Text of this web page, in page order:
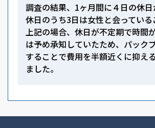
調査の結果、1ヶ月間に４日の休
休日のうち3日は女性と会っている
上記の場合、休日が不定期で時間
は予め承知していたため、パック
することで費用を半額近くに抑え
ました。